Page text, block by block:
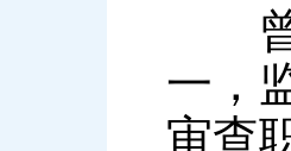
曾
一，
审查